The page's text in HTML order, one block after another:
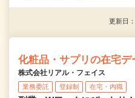
更新日
化粧品・サプリの在宅デ
株式会社リアル・フェイス
業務委託 登録制 在宅・内職